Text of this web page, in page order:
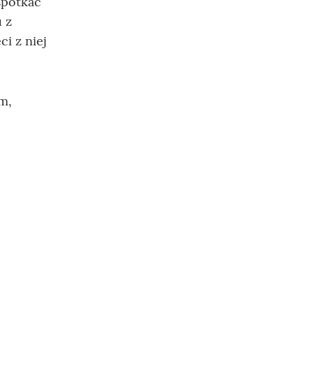
z
z niej